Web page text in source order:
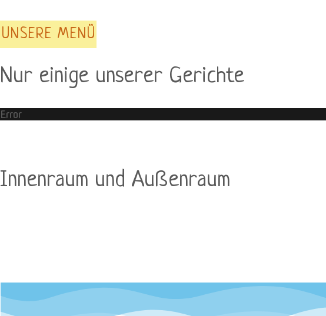
UNSERE MENÜ
Nur einige unserer Gerichte
Error
Innenraum und Außenraum